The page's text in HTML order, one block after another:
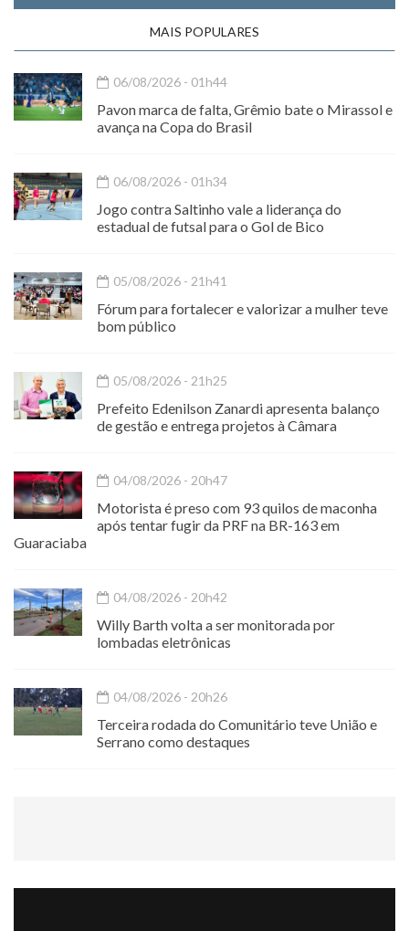
MAIS POPULARES
06/08/2026 - 01h44
Pavon marca de falta, Grêmio bate o Mirassol e
avança na Copa do Brasil
06/08/2026 - 01h34
Jogo contra Saltinho vale a liderança do
estadual de futsal para o Gol de Bico
05/08/2026 - 21h41
Fórum para fortalecer e valorizar a mulher teve
bom público
05/08/2026 - 21h25
Prefeito Edenilson Zanardi apresenta balanço
de gestão e entrega projetos à Câmara
04/08/2026 - 20h47
Motorista é preso com 93 quilos de maconha
após tentar fugir da PRF na BR-163 em
Guaraciaba
04/08/2026 - 20h42
Willy Barth volta a ser monitorada por
lombadas eletrônicas
04/08/2026 - 20h26
Terceira rodada do Comunitário teve União e
Serrano como destaques